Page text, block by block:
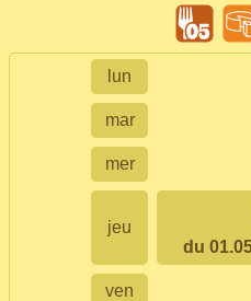
lun
mar
mer
jeu
du
ven